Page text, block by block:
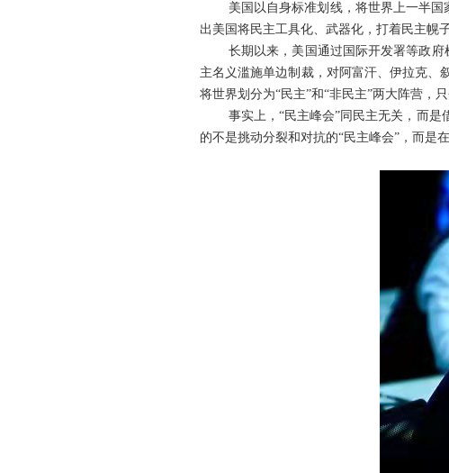
美国以自身标准划线，将世界上一半
出美国将民主工具化、武器化，打着民主幌
长期以来，美国通过国际开发署等政府
主名义滥施单边制裁，对阿富汗、伊拉克、
将世界划分为“民主”和“非民主”两大阵营，
事实上，“民主峰会”同民主无关，而
的不是挑动分裂和对抗的“民主峰会”，而是